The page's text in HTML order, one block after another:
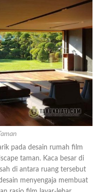
pada desain rumah film
taman. Kaca besar di
di antara ruang tersebut
menyengaja membuat